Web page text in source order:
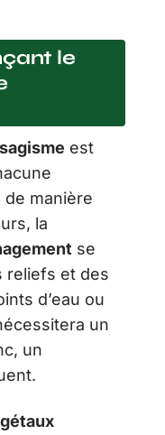
le
est
manière
la
se
reliefs et des
d’eau ou
un
un